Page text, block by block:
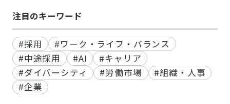
注目のキーワード
#採用
#ワーク・ライフ・バランス
#中途採用
#AI
#キャリア
#ダイバーシティ
#労働市場
#組織・人事
#企業